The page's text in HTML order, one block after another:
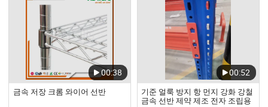
00:38
금속 저장 크롬 와이어 선반
00:52
기준 얼룩 방지 항 먼지 강화 강철
금속 선반 제약 제조 전자 조립용